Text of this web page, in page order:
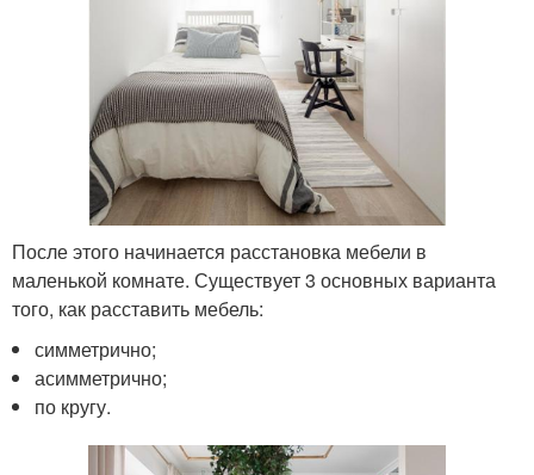
После этого начинается расстановка мебели в
маленькой комнате. Существует 3 основных варианта
того, как расставить мебель:
симметрично;
асимметрично;
по кругу.